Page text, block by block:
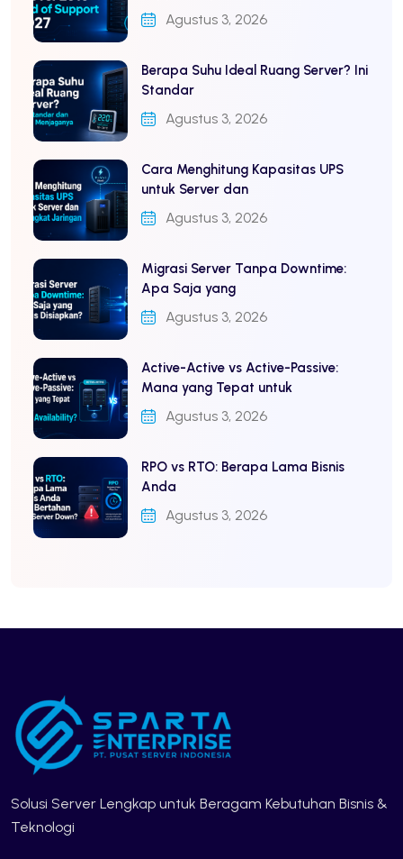
Agustus 3, 2026
Berapa Suhu Ideal Ruang Server? Ini
Standar
Agustus 3, 2026
Cara Menghitung Kapasitas UPS
untuk Server dan
Agustus 3, 2026
Migrasi Server Tanpa Downtime:
Apa Saja yang
Agustus 3, 2026
Active-Active vs Active-Passive:
Mana yang Tepat untuk
Agustus 3, 2026
RPO vs RTO: Berapa Lama Bisnis
Anda
Agustus 3, 2026
Solusi Server Lengkap untuk Beragam Kebutuhan Bisnis &
Teknologi